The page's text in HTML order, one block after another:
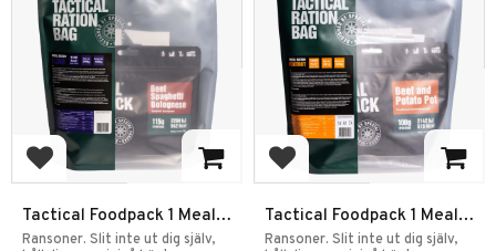
Lägg till i favoriter
Tactical Foodpack 1 Meal
Ration Echo
Ransoner. Slit inte ut dig själv,
Lägg till i favoriter
Tactical Foodpack 1 Meal
Ration Foxtrot
Ransoner. Slit inte ut dig själv,